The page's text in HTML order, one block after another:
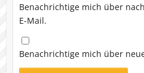
Benachrichtige mich über
E-Mail.
Benachrichtige mich über